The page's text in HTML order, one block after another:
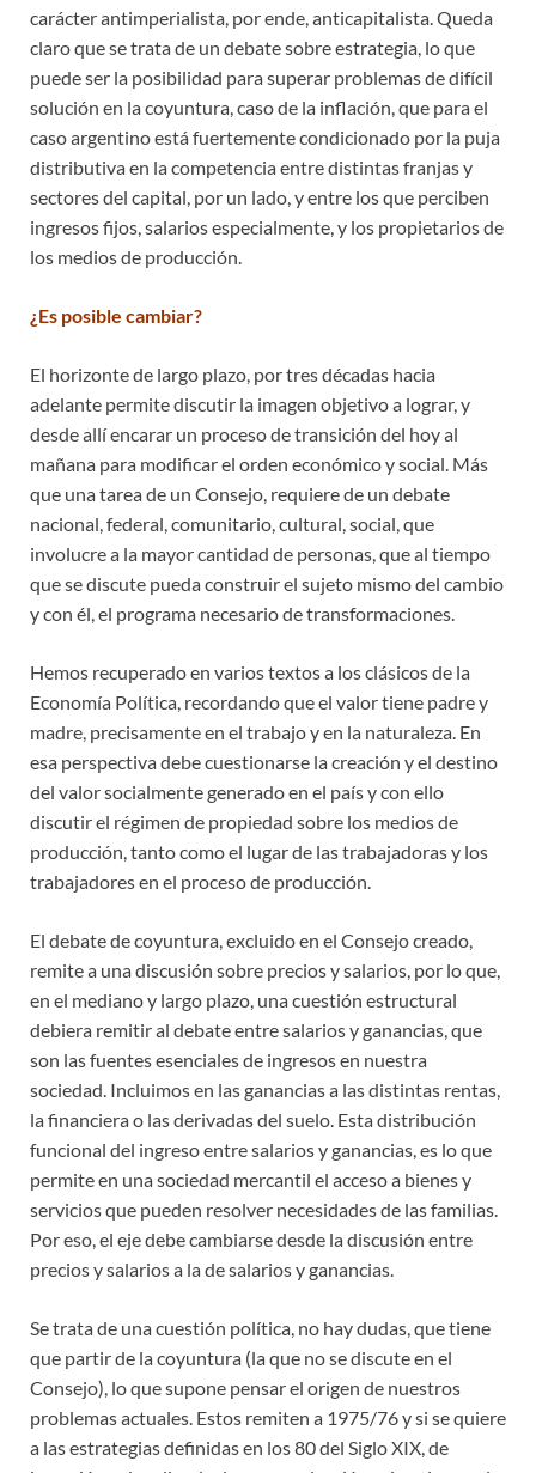
carácter antimperialista, por ende, anticapitalista. Queda
claro que se trata de un debate sobre estrategia, lo que
puede ser la posibilidad para superar problemas de difícil
solución en la coyuntura, caso de la inflación, que para el
caso argentino está fuertemente condicionado por la puja
distributiva en la competencia entre distintas franjas y
sectores del capital, por un lado, y entre los que perciben
ingresos fijos, salarios especialmente, y los propietarios de
los medios de producción.
¿Es posible cambiar?
El horizonte de largo plazo, por tres décadas hacia
adelante permite discutir la imagen objetivo a lograr, y
desde allí encarar un proceso de transición del hoy al
mañana para modificar el orden económico y social. Más
que una tarea de un Consejo, requiere de un debate
nacional, federal, comunitario, cultural, social, que
involucre a la mayor cantidad de personas, que al tiempo
que se discute pueda construir el sujeto mismo del cambio
y con él, el programa necesario de transformaciones.
Hemos recuperado en varios textos a los clásicos de la
Economía Política, recordando que el valor tiene padre y
madre, precisamente en el trabajo y en la naturaleza. En
esa perspectiva debe cuestionarse la creación y el destino
del valor socialmente generado en el país y con ello
discutir el régimen de propiedad sobre los medios de
producción, tanto como el lugar de las trabajadoras y los
trabajadores en el proceso de producción.
El debate de coyuntura, excluido en el Consejo creado,
remite a una discusión sobre precios y salarios, por lo que,
en el mediano y largo plazo, una cuestión estructural
debiera remitir al debate entre salarios y ganancias, que
son las fuentes esenciales de ingresos en nuestra
sociedad. Incluimos en las ganancias a las distintas rentas,
la financiera o las derivadas del suelo. Esta distribución
funcional del ingreso entre salarios y ganancias, es lo que
permite en una sociedad mercantil el acceso a bienes y
servicios que pueden resolver necesidades de las familias.
Por eso, el eje debe cambiarse desde la discusión entre
precios y salarios a la de salarios y ganancias.
Se trata de una cuestión política, no hay dudas, que tiene
que partir de la coyuntura (la que no se discute en el
Consejo), lo que supone pensar el origen de nuestros
problemas actuales. Estos remiten a 1975/76 y si se quiere
a las estrategias definidas en los 80 del Siglo XIX, de